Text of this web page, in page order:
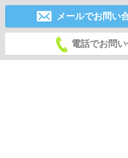
メールでお問い
電話でお問